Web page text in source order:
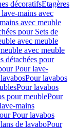
décoratifsEtagères
lave-mains avec
avec meuble
pour Sets de
avec meuble
avec meuble
détachées pour
Pour lave-
Pour lavabos
Pour lavabos
pour meublePour
mains
Pour lavabos
de lavaboPour